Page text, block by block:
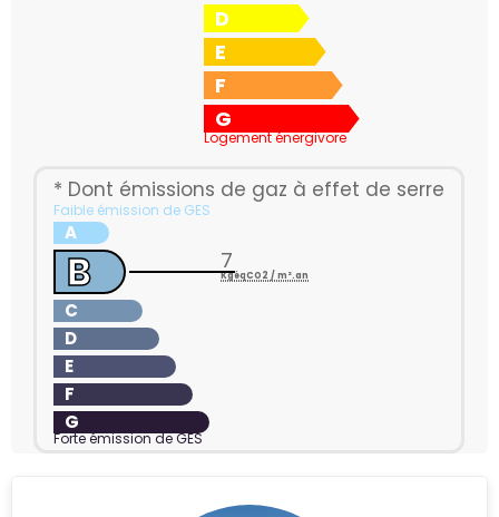
D
E
F
G
Logement énergivore
* Dont émissions de gaz à effet de serre
Faible émission de GES
A
B
C
D
E
F
G
Forte émission de GES
7
KgéqCO2 / m².an